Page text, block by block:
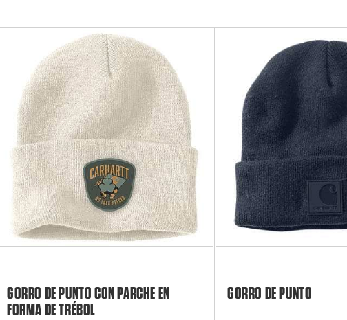
GORRO DE PUNTO CON PARCHE EN
FORMA DE TRÉBOL
GORRO DE PUNTO